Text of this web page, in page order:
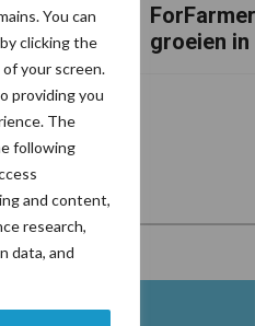
You can
clicking the
your screen.
providing you
The
following
and content,
research,
data, and
groeien